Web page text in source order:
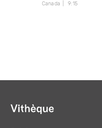
Canada
9:15